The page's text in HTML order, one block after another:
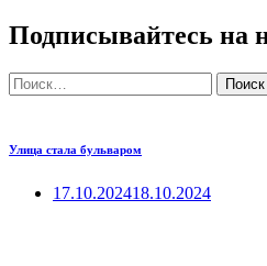
Подписывайтесь на
Найти:
Улица стала бульваром
17.10.202418.10.2024